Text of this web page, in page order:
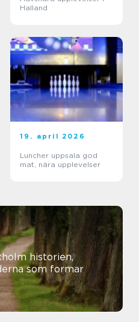
Halland
19. april 2026
Luncher uppsala god
mat, nära upplevelser
som formar